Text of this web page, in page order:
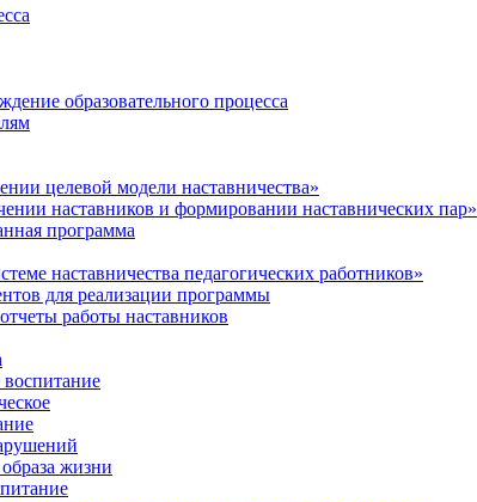
образовательного процесса
целевой модели наставничества»
наставников и формировании наставнических пар»
программа
наставничества педагогических работников»
для реализации программы
работы наставников
жизни